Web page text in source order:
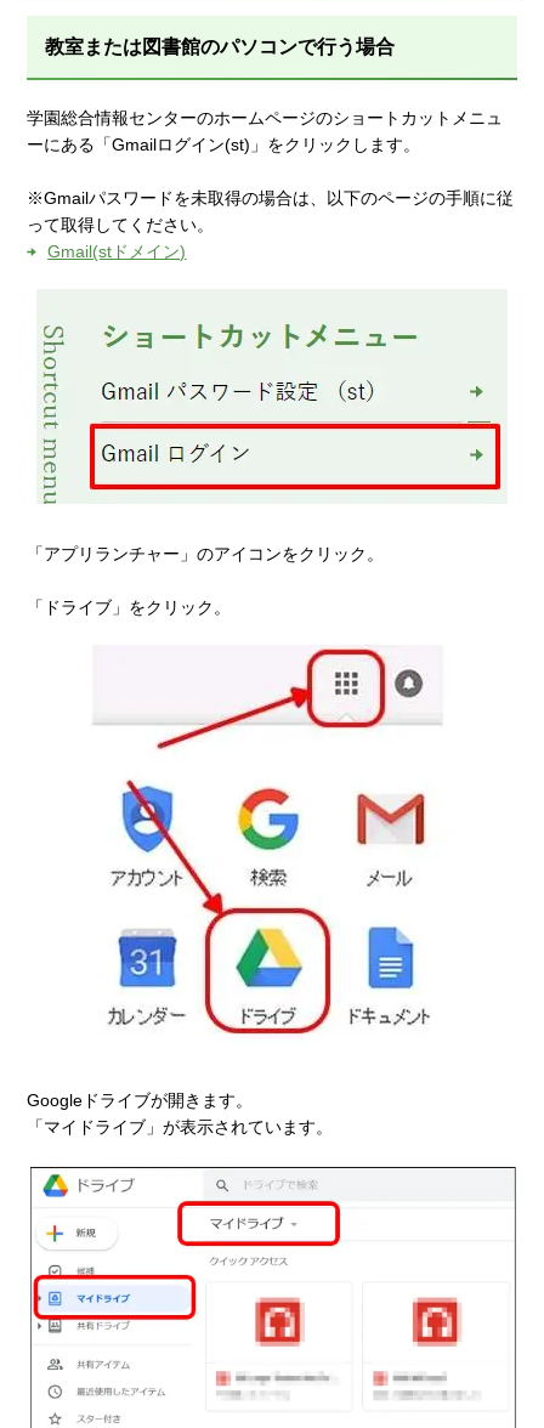
教室または図書館のパソコンで行う場合
学園総合情報センターのホームページのショートカットメニュ
ーにある「Gmailログイン(st)」をクリックします。
※Gmailパスワードを未取得の場合は、以下のページの手順に従
って取得してください。
Gmail(stドメイン)
「アプリランチャー」のアイコンをクリック。
「ドライブ」をクリック。
Googleドライブが開きます。
「マイドライブ」が表示されています。